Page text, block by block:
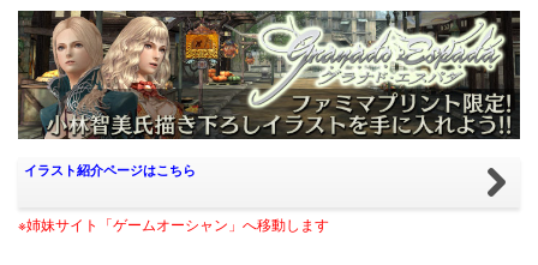
イラスト紹介ページはこちら
※姉妹サイト「ゲームオーシャン」へ移動します